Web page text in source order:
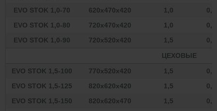
EVO STOK 1,0-70
620х470х420 1,0
0,3
EVO STOK 1,0-80
720х470х420 1,0
0,3
EVO STOK 1,0-90
720х520х420 1,5
0,4
ЦЕХОВЫЕ
EVO STOK 1,5-100
770х520х420 1,5
0,4
EVO STOK 1,5-125
820х620х420 1,5
0,4
EVO STOK 1,5-150
820х620х470 1,5
0,4